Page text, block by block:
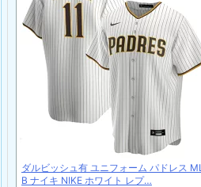
ダルビッシュ有 ユニフォーム パドレス ML
B ナイキ NIKE ホワイト レプ…